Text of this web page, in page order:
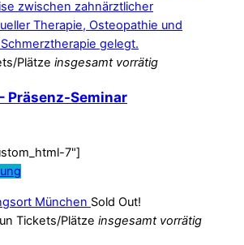
Plätze insgesamt vorrätig
Präsenz-Seminar
7"]
Sold Out!
un Tickets/Plätze insgesamt vorrätig